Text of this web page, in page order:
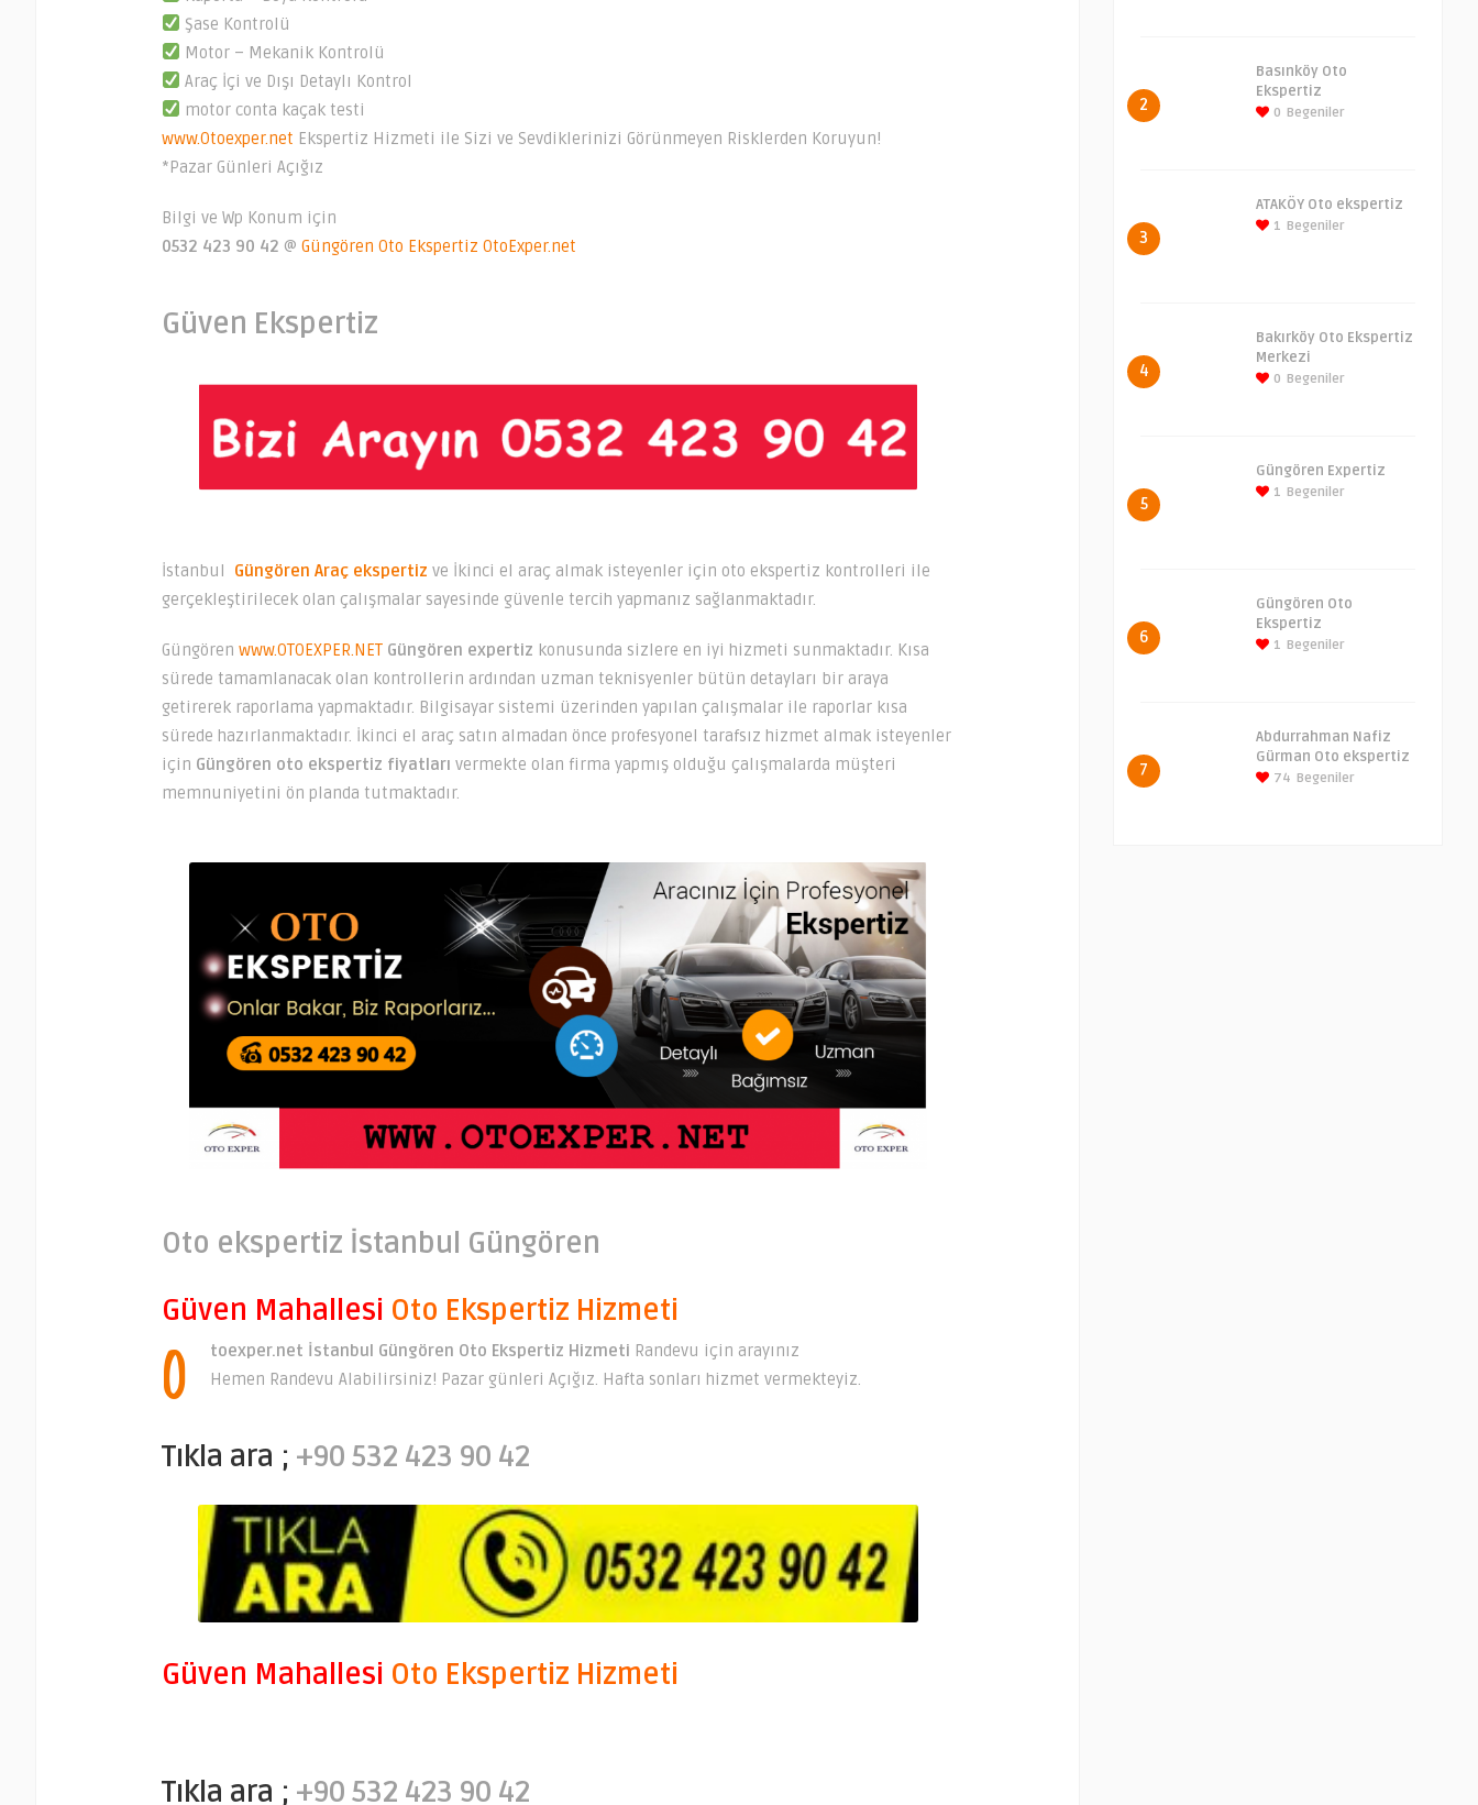
Şase Kontrolü
Motor – Mekanik Kontrolü
Araç İçi ve Dışı Detaylı Kontrol
motor conta kaçak testi
www.Otoexper.net Ekspertiz Hizmeti ile Sizi ve Sevdiklerinizi Görünmeyen Risklerden Koruyun!
*Pazar Günleri Açığız
Bilgi ve Wp Konum için
0532 423 90 42 @ Güngören Oto Ekspertiz OtoExper.net
Güven Ekspertiz
İstanbul Güngören Araç ekspertiz ve İkinci el araç almak isteyenler için oto ekspertiz kontrolleri ile
gerçekleştirilecek olan çalışmalar sayesinde güvenle tercih yapmanız sağlanmaktadır.
Güngören www.OTOEXPER.NET Güngören expertiz konusunda sizlere en iyi hizmeti sunmaktadır. Kısa
sürede tamamlanacak olan kontrollerin ardından uzman teknisyenler bütün detayları bir araya
getirerek raporlama yapmaktadır. Bilgisayar sistemi üzerinden yapılan çalışmalar ile raporlar kısa
sürede hazırlanmaktadır. İkinci el araç satın almadan önce profesyonel tarafsız hizmet almak isteyenler
için Güngören oto ekspertiz fiyatları vermekte olan firma yapmış olduğu çalışmalarda müşteri
memnuniyetini ön planda tutmaktadır.
Oto ekspertiz İstanbul Güngören
Güven Mahallesi Oto Ekspertiz Hizmeti
O toexper.net İstanbul Güngören Oto Ekspertiz Hizmeti Randevu için arayınız
Hemen Randevu Alabilirsiniz! Pazar günleri Açığız. Hafta sonları hizmet vermekteyiz.
Tıkla ara ; +90 532 423 90 42
Güven Mahallesi Oto Ekspertiz Hizmeti
Tıkla ara ; +90 532 423 90 42
2
Basınköy Oto
Ekspertiz
0 Begeniler
3
ATAKÖY Oto ekspertiz
1 Begeniler
4
Bakırköy Oto Ekspertiz
Merkezi
0 Begeniler
5
Güngören Expertiz
1 Begeniler
6
Güngören Oto
Ekspertiz
1 Begeniler
7
Abdurrahman Nafiz
Gürman Oto ekspertiz
74 Begeniler